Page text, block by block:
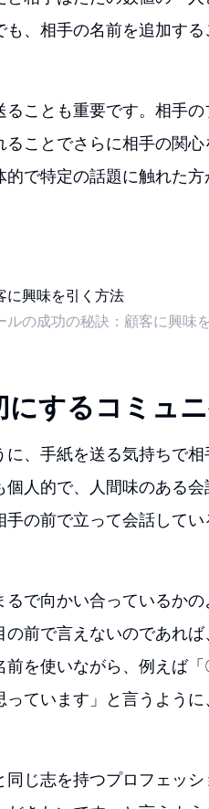
、相手の名前を追加す
ことも重要です。相手
ことでさらに相手の関
的で特定の話題に触れた
ルの成功の秘訣：顧客に興味
にするコミュ
、手紙を送る気持ちで
人的で、人間味のある
の前で立って会話して
で向かい合っているか
の前で言えないのであれ
を使いながら、例えば
ています」と言うよう
同じ志を持つプロフェッ